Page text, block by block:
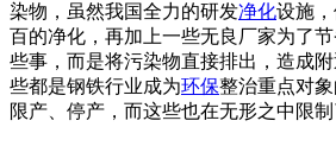
染物，虽然我国全力的研发净化设施
百的净化，再加上一些无良厂家为了
些事，而是将污染物直接排出，造成
些都是钢铁行业成为环保整治重点对
限产、停产，而这些也在无形之中限制